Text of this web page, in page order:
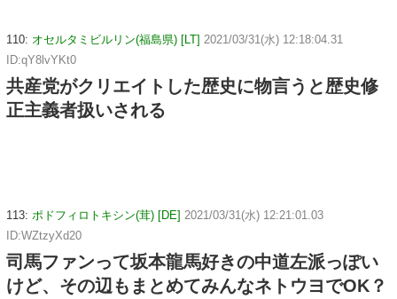
110: オセルタミビルリン(福島県) [LT] 2021/03/31(水) 12:18:04.31
ID:qY8lvYKt0
共産党がクリエイトした歴史に物言うと歴史修
正主義者扱いされる
113: ポドフィロトキシン(茸) [DE] 2021/03/31(水) 12:21:01.03
ID:WZtzyXd20
司馬ファンって坂本龍馬好きの中道左派っぽい
けど、その辺もまとめてみんなネトウヨでOK？